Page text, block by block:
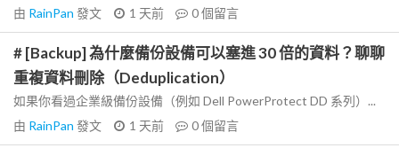
由 RainPan 發文 1 天前 0個留言
# [Backup] 為什麼備份設備可以塞進 30 倍的資料？聊聊
重複資料刪除（Deduplication）
如果你看過企業級備份設備（例如 Dell PowerProtect DD 系列）...
由 RainPan 發文 1 天前 0個留言